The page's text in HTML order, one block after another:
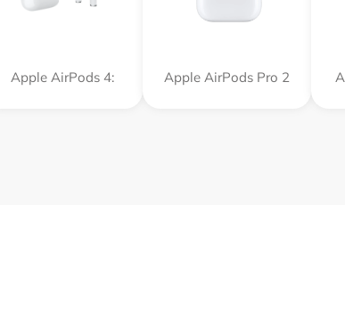
Apple AirPods 4: Apple AirPods Pro 2